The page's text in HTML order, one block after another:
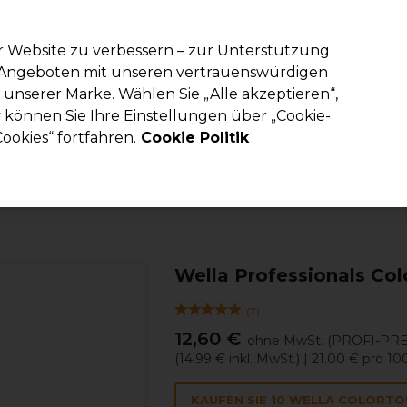
Suchen
Kosmetik Herrenfriseur Inspiration Die Professional
Wella Professionals
(7)
12,60 € ohne MwSt. (PROFI-
(14,99 € inkl. MwSt.) | 21.00 € pro
KAUFEN SIE 10 WELLA
zu verbessern – zur Unterstützung
mit unseren vertrauenswürdigen
Marke. Wählen Sie „Alle akzeptieren“,
Sie Ihre Einstellungen über „Cookie-
fortfahren. Cookie Politik